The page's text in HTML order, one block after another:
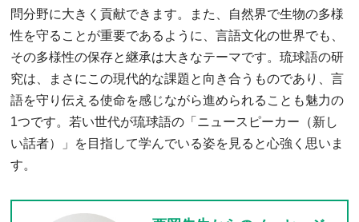
問分野に大きく貢献できます。また、自然界で生物の多様
性を守ることが重要であるように、言語文化の世界でも、
その多様性の保存と継承は大きなテーマです。琉球語の研
究は、まさにこの現代的な課題と向き合うものであり、言
語を守り伝える使命を感じながら進められることも魅力の
1つです。若い世代が琉球語の「ニュースピーカー（新し
い話者）」を目指して学んでいる姿を見ると心強く思いま
す。